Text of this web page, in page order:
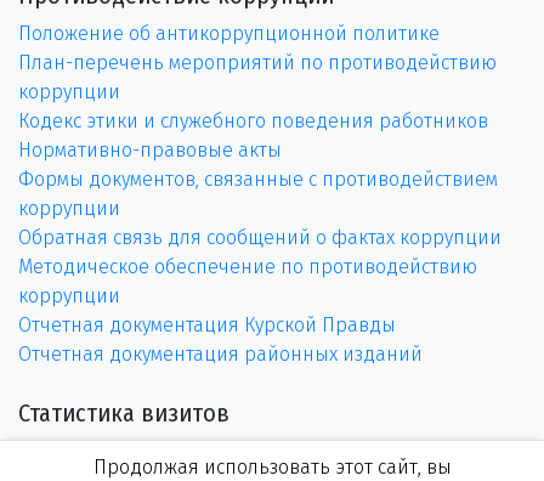
Положение об антикоррупционной политике
План-перечень мероприятий по противодействию
коррупции
Кодекс этики и служебного поведения работников
Нормативно-правовые акты
Формы документов, связанные с противодействием
коррупции
Обратная связь для сообщений о фактах коррупции
Методическое обеспечение по противодействию
коррупции
Отчетная документация Курской Правды
Отчетная документация районных изданий
Статистика визитов
Продолжая использовать этот сайт, вы